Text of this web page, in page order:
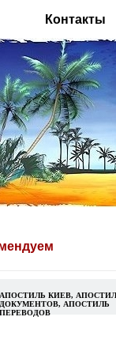
Контакты
АПОСТИЛЬ КИЕВ,
ДОКУМЕНТОВ, АПОСТИЛЬ
ПЕРЕВОДОВ